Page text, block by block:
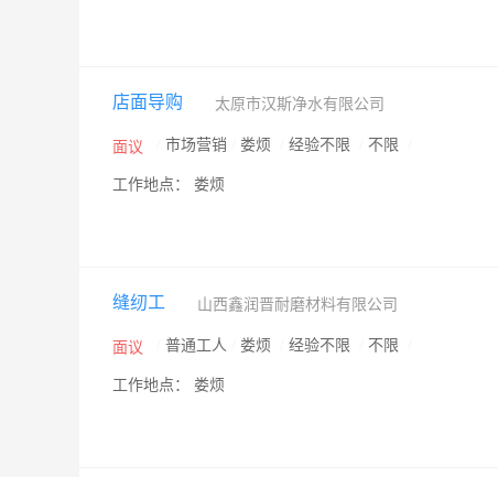
店面导购 太原市汉斯净水有限公司
面议 市场营销 娄烦 经验不限 不限
工作地点： 娄烦
缝纫工 山西鑫润晋耐磨材料有限公司
面议 普通工人 娄烦 经验不限 不限
工作地点： 娄烦